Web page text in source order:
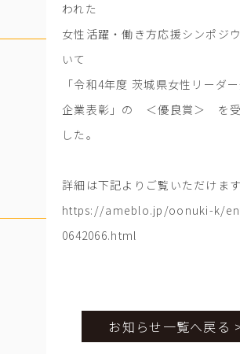
われた
女性活躍・働き方応援シンポジ
いて
「令和4年度 茨城県女性リーダ
企業表彰」の ＜優良賞＞ を
した。
詳細は下記よりご覧いただけます
https://ameblo.jp/oonuki-k/
0642066.html
お知らせ一覧へ戻る